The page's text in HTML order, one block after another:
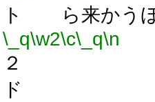
ト ら来かう
\_q\w2\c\_q\n
２
ド